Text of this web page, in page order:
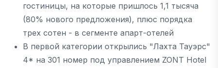
гостиницы, на которые пришлось 1,1 тысяча
(80% нового предложения), плюс порядка
трех сотен - в сегменте апарт-отелей
В первой категории открылись "Лахта Тауэрс"
4* на 301 номер под управлением ZONT Hotel